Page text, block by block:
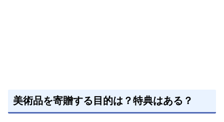
美術品を寄贈する目的は？特典はある？